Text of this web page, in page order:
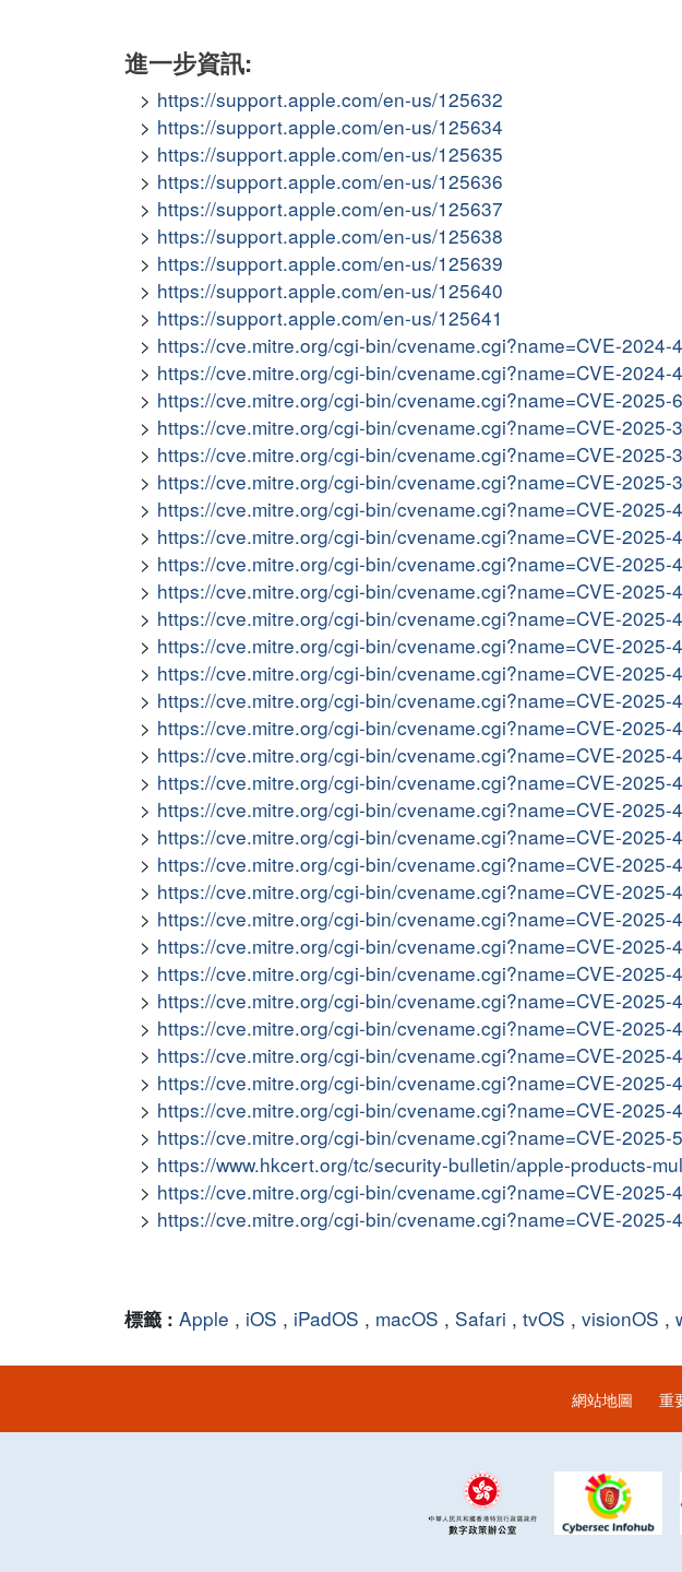
進一步資訊:
https://support.apple.com/en-us/125632
https://support.apple.com/en-us/125634
https://support.apple.com/en-us/125635
https://support.apple.com/en-us/125636
https://support.apple.com/en-us/125637
https://support.apple.com/en-us/125638
https://support.apple.com/en-us/125639
https://support.apple.com/en-us/125640
https://support.apple.com/en-us/125641
https://cve.mitre.org/cgi-bin/cvename.cgi?name=CVE-2024-
https://cve.mitre.org/cgi-bin/cvename.cgi?name=CVE-2024-
https://cve.mitre.org/cgi-bin/cvename.cgi?name=CVE-2025-
https://cve.mitre.org/cgi-bin/cvename.cgi?name=CVE-2025-
https://cve.mitre.org/cgi-bin/cvename.cgi?name=CVE-2025-
https://cve.mitre.org/cgi-bin/cvename.cgi?name=CVE-2025-
https://cve.mitre.org/cgi-bin/cvename.cgi?name=CVE-2025-
https://cve.mitre.org/cgi-bin/cvename.cgi?name=CVE-2025-
https://cve.mitre.org/cgi-bin/cvename.cgi?name=CVE-2025-
https://cve.mitre.org/cgi-bin/cvename.cgi?name=CVE-2025-
https://cve.mitre.org/cgi-bin/cvename.cgi?name=CVE-2025-
https://cve.mitre.org/cgi-bin/cvename.cgi?name=CVE-2025-
https://cve.mitre.org/cgi-bin/cvename.cgi?name=CVE-2025-
https://cve.mitre.org/cgi-bin/cvename.cgi?name=CVE-2025-
https://cve.mitre.org/cgi-bin/cvename.cgi?name=CVE-2025-
https://cve.mitre.org/cgi-bin/cvename.cgi?name=CVE-2025-
https://cve.mitre.org/cgi-bin/cvename.cgi?name=CVE-2025-
https://cve.mitre.org/cgi-bin/cvename.cgi?name=CVE-2025-
https://cve.mitre.org/cgi-bin/cvename.cgi?name=CVE-2025-
https://cve.mitre.org/cgi-bin/cvename.cgi?name=CVE-2025-
https://cve.mitre.org/cgi-bin/cvename.cgi?name=CVE-2025-
https://cve.mitre.org/cgi-bin/cvename.cgi?name=CVE-2025-
https://cve.mitre.org/cgi-bin/cvename.cgi?name=CVE-2025-
https://cve.mitre.org/cgi-bin/cvename.cgi?name=CVE-2025-
https://cve.mitre.org/cgi-bin/cvename.cgi?name=CVE-2025-
https://cve.mitre.org/cgi-bin/cvename.cgi?name=CVE-2025-
https://cve.mitre.org/cgi-bin/cvename.cgi?name=CVE-2025-
https://cve.mitre.org/cgi-bin/cvename.cgi?name=CVE-2025-
https://cve.mitre.org/cgi-bin/cvename.cgi?name=CVE-2025-
https://cve.mitre.org/cgi-bin/cvename.cgi?name=CVE-2025-
https://www.hkcert.org/tc/security-bulletin/apple-products-
https://cve.mitre.org/cgi-bin/cvename.cgi?name=CVE-2025-
https://cve.mitre.org/cgi-bin/cvename.cgi?name=CVE-2025-
標籤 : Apple , iOS , iPadOS , macOS , Safari , tvOS , visionOS ,
網站地圖 重